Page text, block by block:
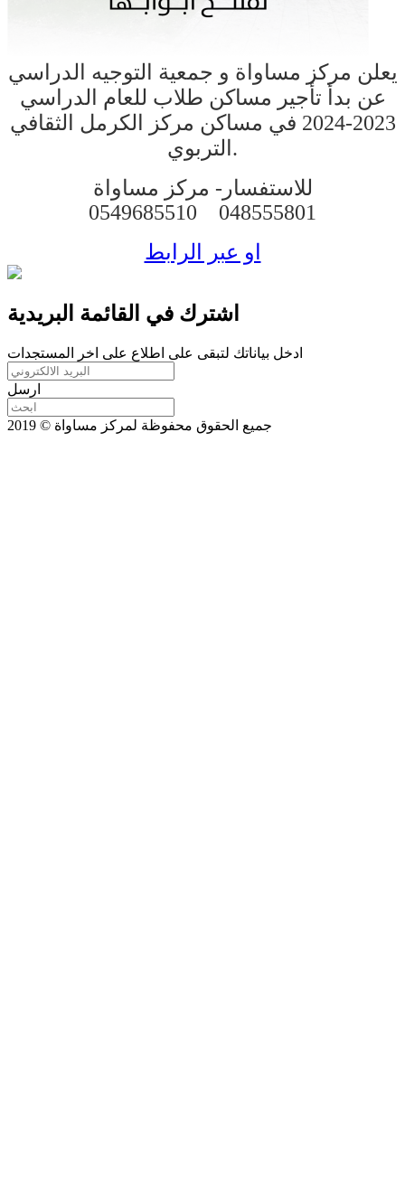
يعلن مركز مساواة و جمعية التوجيه الدراسي
عن بدأ تأجير مساكن طلاب للعام الدراسي
2023-2024 في مساكن مركز الكرمل الثقافي
التربوي.
للاستفسار- مركز مساواة
0549685510 048555801
او عبر الرابط
اشترك في القائمة البريدية
ادخل بياناتك لتبقى على اطلاع على اخر المستجدات
ارسل
جميع الحقوق محفوظة لمركز مساواة © 2019